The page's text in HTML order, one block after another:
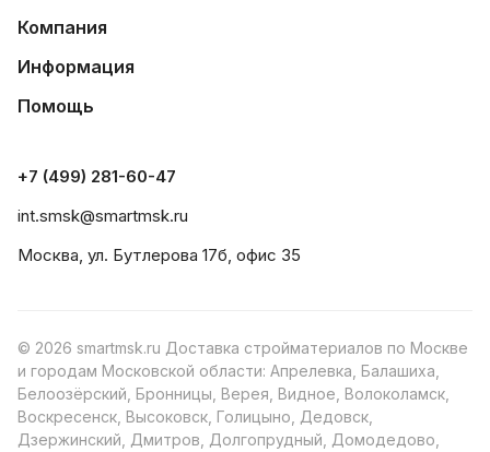
Компания
Информация
Помощь
+7 (499) 281-60-47
int.smsk@smartmsk.ru
Москва, ул. Бутлерова 17б, офис 35
© 2026 smartmsk.ru Доставка стройматериалов по Москве
и городам Московской области: Апрелевка, Балашиха,
Белоозёрский, Бронницы, Верея, Видное, Волоколамск,
Воскресенск, Высоковск, Голицыно, Дедовск,
Дзержинский, Дмитров, Долгопрудный, Домодедово,